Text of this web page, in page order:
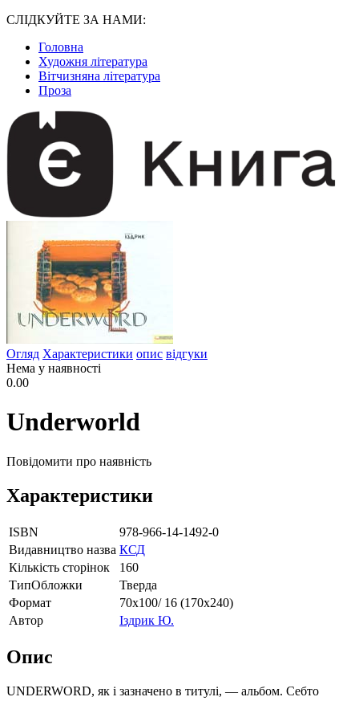
СЛІДКУЙТЕ ЗА НАМИ:
Головна
Художня література
Вітчизняна література
Проза
Огляд Характеристики опис відгуки
Нема у наявності
0.00
Underworld
Повідомити про наявність
Характеристики
ISBN
978-966-14-1492-0
Видавництво назва КСД
Кількість сторінок
160
ТипОбложки
Тверда
Формат
70х100/ 16 (170х240)
Автор
Іздрик Ю.
Опис
UNDERWORD, як і зазначено в титулі, — альбом. Себто